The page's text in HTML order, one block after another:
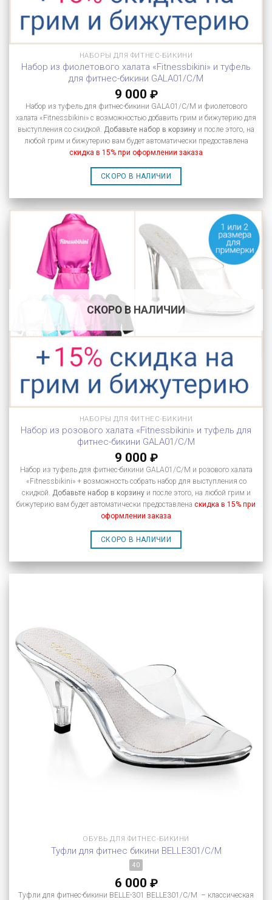
НАБОРЫ ДЛЯ ФИТНЕС-БИКИНИ
Набор из фиолетового халата «Fitnessbikini» и туфель
для фитнес-бикини GALA01/C/M
9 000 ₽
Набор из туфель для фитнес-бикини GALA01/C/M и фиолетового
халата «Fitnessbikini» с возможностью добавить грим и бижутерию для
выступления со скидкой. Добавьте набор в корзину и после этого, на
любой грим и бижутерию вам будет автоматически предоставлена
скидка в 15% при оформлении заказа
СКОРО В НАЛИЧИИ
СКОРО В НАЛИЧИИ
НАБОРЫ ДЛЯ ФИТНЕС-БИКИНИ
Набор из розового халата «Fitnessbikini» и туфель для
фитнес-бикини GALA01/C/M
9 000 ₽
Набор из туфель для фитнес-бикини GALA01/C/M и розового халата
«Fitnessbikini» + возможность собрать набор для выступления со
скидкой. Добавьте набор в корзинуи после этого, на любой грим и
бижутерию вам будет автоматически предоставлена скидка в 15% при
оформлении заказа
СКОРО В НАЛИЧИИ
ОБУВЬ ДЛЯ ФИТНЕС-БИКИНИ
Туфли для фитнес бикини BELLE301/C/M
40
6 000 ₽
Туфли для фитнес-бикини BELLE-301 BELLE301/C/M – классическая